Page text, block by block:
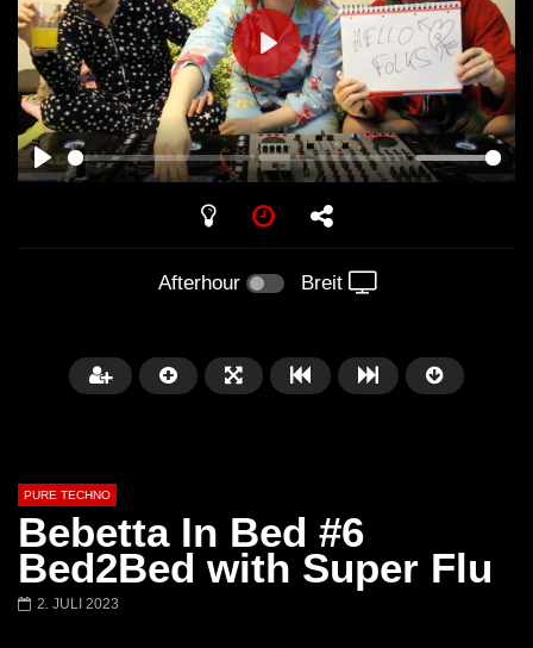
PLAY
PLAY
Afterhour Breit
PURE TECHNO
Bebetta In Bed #6
Bed2Bed with Super Flu
2. JULI 2023